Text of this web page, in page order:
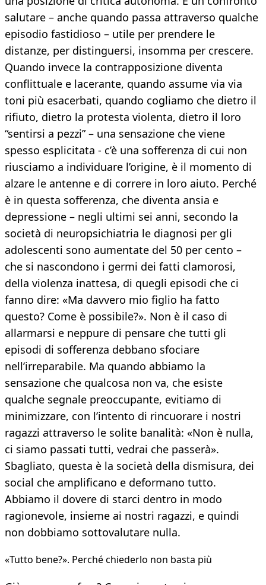
salutare – anche quando passa attraverso qualche
episodio fastidioso – utile per prendere le
distanze, per distinguersi, insomma per crescere.
Quando invece la contrapposizione diventa
conflittuale e lacerante, quando assume via via
toni più esacerbati, quando cogliamo che dietro il
rifiuto, dietro la protesta violenta, dietro il loro
“sentirsi a pezzi” – una sensazione che viene
spesso esplicitata - c’è una sofferenza di cui non
riusciamo a individuare l’origine, è il momento di
alzare le antenne e di correre in loro aiuto. Perché
è in questa sofferenza, che diventa ansia e
depressione – negli ultimi sei anni, secondo la
società di neuropsichiatria le diagnosi per gli
adolescenti sono aumentate del 50 per cento –
che si nascondono i germi dei fatti clamorosi,
della violenza inattesa, di quegli episodi che ci
fanno dire: «Ma davvero mio figlio ha fatto
questo? Come è possibile?». Non è il caso di
allarmarsi e neppure di pensare che tutti gli
episodi di sofferenza debbano sfociare
nell’irreparabile. Ma quando abbiamo la
sensazione che qualcosa non va, che esiste
qualche segnale preoccupante, evitiamo di
minimizzare, con l’intento di rincuorare i nostri
ragazzi attraverso le solite banalità: «Non è nulla,
ci siamo passati tutti, vedrai che passerà».
Sbagliato, questa è la società della dismisura, dei
social che amplificano e deformano tutto.
Abbiamo il dovere di starci dentro in modo
ragionevole, insieme ai nostri ragazzi, e quindi
non dobbiamo sottovalutare nulla.
«Tutto bene?». Perché chiederlo non basta più